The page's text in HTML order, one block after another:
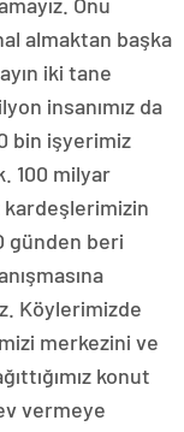
almaktan başka
iki tane
insanımız da
bin işyerimiz
100 milyar
kardeşlerimizin
günden beri
Köylerimizde
merkezini ve
konut
vermeye